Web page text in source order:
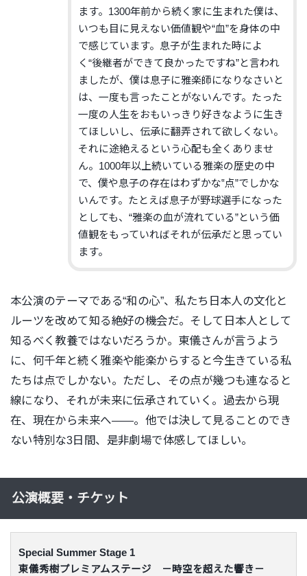
ます。1300年前から続く家に生まれた僕は、
いつも目に見えない価値観や“血”を身体の中
で感じています。 息子が生まれた時によ
く“後継者ができて良かったですね”と言われ
ましたが、僕は息子に雅楽師になりなさいと
は、一度も言ったことがないんです。たった
一度の人生をおもいっきり好きなように生き
てほしいし、伝承に翻弄されて欲しくない。
それに途絶えるという心配も全くありませ
ん。1000年以上続いている雅楽の歴史の中
で、僕や息子の存在はわずかな‟点”でしかな
いんです。たとえば息子が野球選手になった
としても、“雅楽の血が流れている”という価
値観をもっていればそれが伝承だと思ってい
ます。
本公演のテーマである“和の心”、私たち日本人の文化と
ルーツを改めて知る絶好の機会だ。そして日本人として
知るべく教養ではないだろうか。東儀さんが言うよう
に、何千年と続く雅楽や能楽からすると今生きている私
たちは点でしかない。ただし、その点が幾つも連なると
線になり、それが未来に伝承されていく。過去から現
在、現在から未来へ――。他では決して見ることのでき
ない特別な3日間、是非劇場で体感してほしい。
公演概要・チケット
Special Summer Stage 1
東儀秀樹プレミアムステージ －時空を超えた響き－